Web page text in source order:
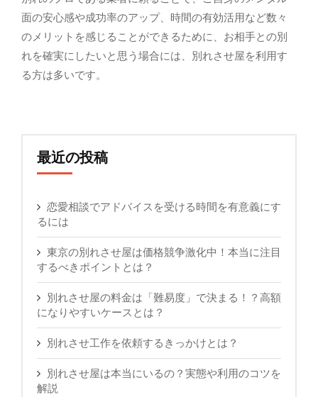
面の安心感や成功率のアップ、時間の有効活用など数々
のメリットを感じることができるために、お相手との別
れを確実にしたいと思う場合には、別れさせ屋を利用す
る方は多いです。
最近の投稿
恋愛相談でアドバイスを受ける時間を有意義にす
るには
東京の別れさせ屋は価格競争激化中！本当に注目
するべきポイントとは？
別れさせ屋の料金は「難易度」で決まる！？高額
になりやすいケースとは？
別れさせ工作を依頼するきっかけとは？
別れさせ屋は本当にいるの？実態や利用のコツを
解説